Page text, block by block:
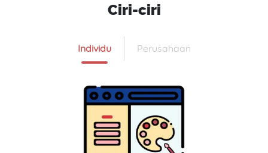
Ciri-ciri
Individu Perusahaan